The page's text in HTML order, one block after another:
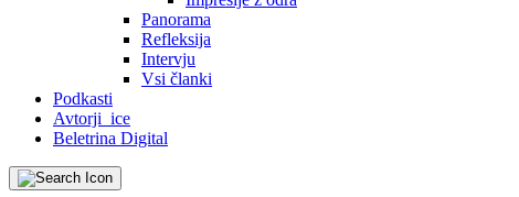
Panorama
Refleksija
Intervju
Vsi članki
Podkasti
Avtorji_ice
Beletrina Digital